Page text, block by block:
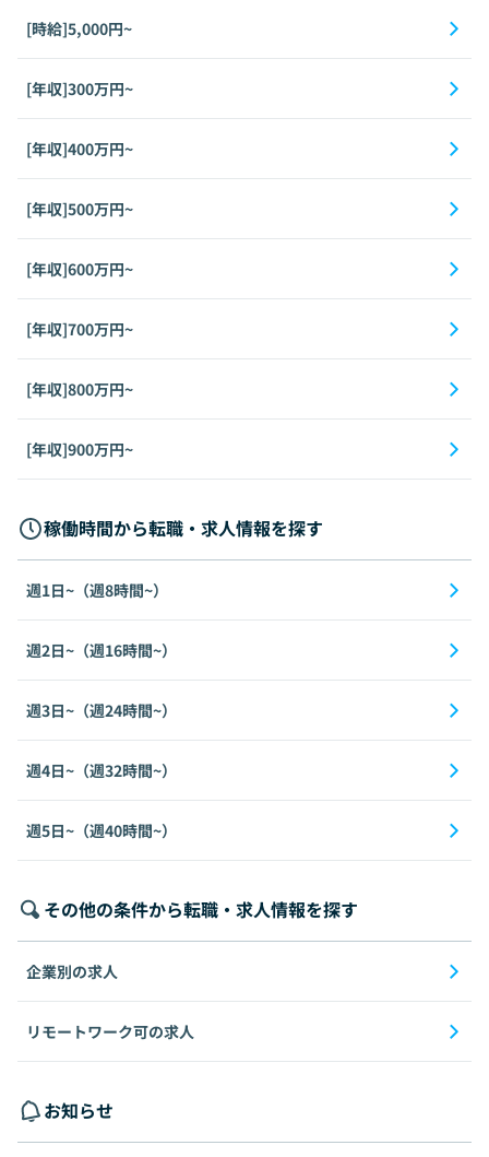
[時給]5,000円~
[年収]300万円~
[年収]400万円~
[年収]500万円~
[年収]600万円~
[年収]700万円~
[年収]800万円~
[年収]900万円~
稼働時間から転職・求人情報を探す
週1日~（週8時間~）
週2日~（週16時間~）
週3日~（週24時間~）
週4日~（週32時間~）
週5日~（週40時間~）
その他の条件から転職・求人情報を探す
企業別の求人
リモートワーク可の求人
お知らせ